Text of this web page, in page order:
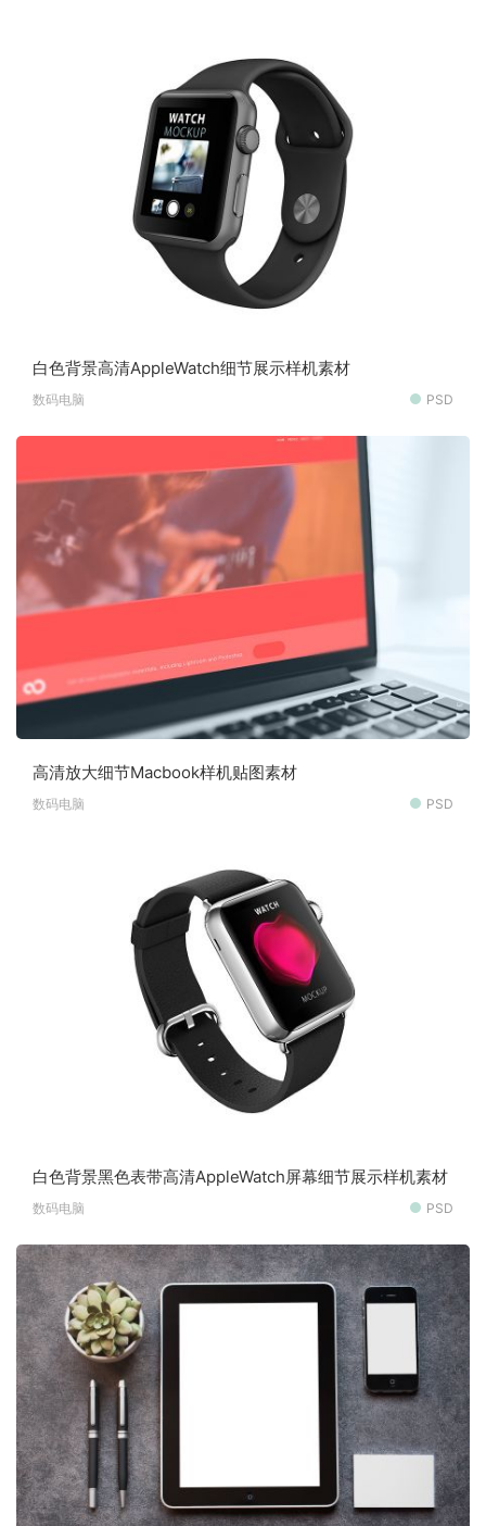
白色背景高清AppleWatch细节展示样机素材
数码电脑 PSD
高清放大细节Macbook样机贴图素材
数码电脑 PSD
白色背景黑色表带高清AppleWatch屏幕细节展示样机素材
数码电脑 PSD